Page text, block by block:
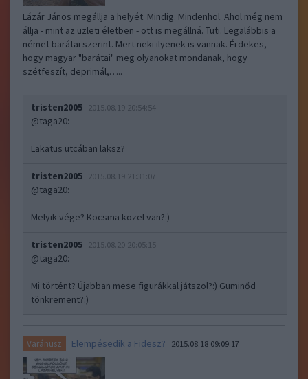
Lázár János megállja a helyét. Mindig. Mindenhol. Ahol még nem
állja - mint az üzleti életben - ott is megállná. Tuti. Legalábbis a
német barátai szerint. Mert neki ilyenek is vannak. Érdekes,
hogy magyar "barátai" meg olyanokat mondanak, hogy
szétfeszít, deprimál,…..
tristen2005 2015.08.19 20:54:54
@taga20:
Lakatus utcában laksz?
tristen2005 2015.08.19 21:31:07
@taga20:
Melyik vége? Kocsma közel van?:)
tristen2005 2015.08.20 20:05:15
@taga20:
Mi történt? Újabban mese figurákkal játszol?:) Guminőd
tönkrement?:)
Varánusz Elempésedik a Fidesz? 2015.08.18 09:09:17